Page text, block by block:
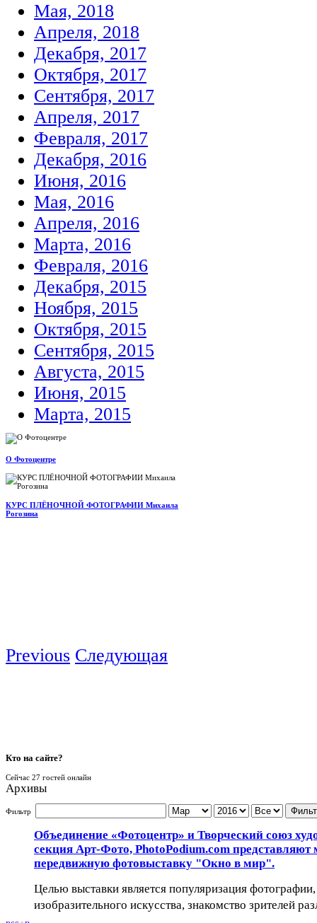
Мая, 2018
Апреля, 2018
Декабря, 2017
Октября, 2017
Сентября, 2017
Апреля, 2017
Февраля, 2017
Декабря, 2016
Июня, 2016
Мая, 2016
Апреля, 2016
Марта, 2016
Февраля, 2016
Декабря, 2015
Ноября, 2015
Октября, 2015
Сентября, 2015
Августа, 2015
Июня, 2015
Марта, 2015
О Фотоцентре
КУРС ПЛЁНОЧНОЙ ФОТОГРАФИИ Михаила
Рогозина
Previous Следующая
Кто на сайте?
Сейчас 27 гостей онлайн
Архивы
Фильтр
Объединение «Фотоцентр» и Творческий союз
секция Арт-Фото, PhotoPodium.com
передвижную фотовыставку "Окно в мир".
Целью выставки является популяризация
изобразительного искусства, знакомство зрителей